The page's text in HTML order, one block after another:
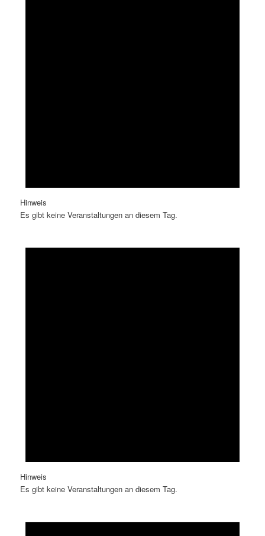
Hinweis
Es gibt keine Veranstaltungen an diesem Tag.
Hinweis
Es gibt keine Veranstaltungen an diesem Tag.